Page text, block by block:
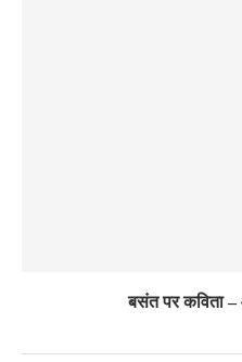
बसंत पर कविता